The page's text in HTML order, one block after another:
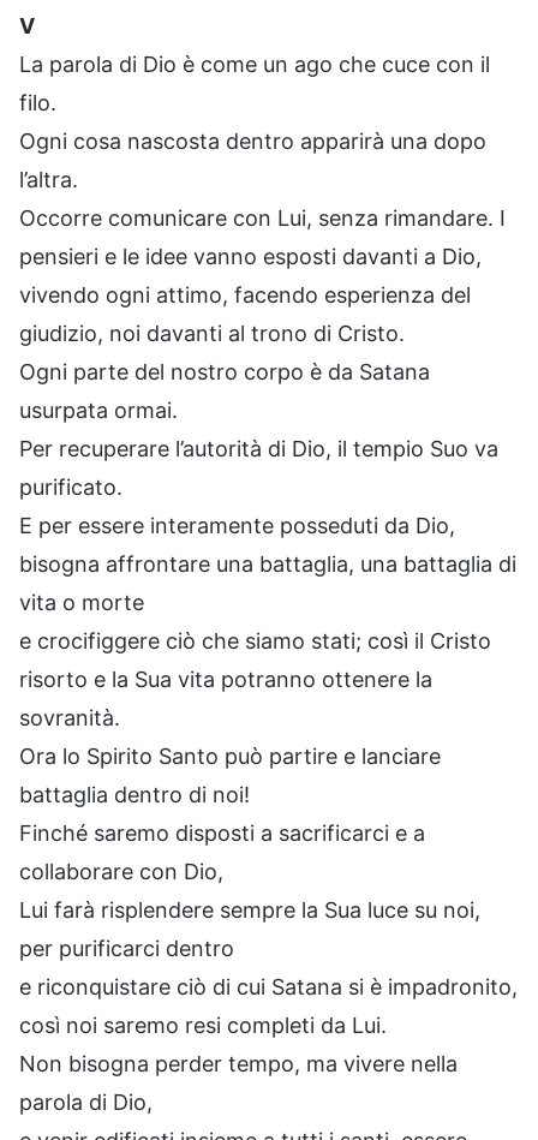
V
La parola di Dio è come un ago che cuce con il
filo.
Ogni cosa nascosta dentro apparirà una dopo
l’altra.
Occorre comunicare con Lui, senza rimandare. I
pensieri e le idee vanno esposti davanti a Dio,
vivendo ogni attimo, facendo esperienza del
giudizio, noi davanti al trono di Cristo.
Ogni parte del nostro corpo è da Satana
usurpata ormai.
Per recuperare l’autorità di Dio, il tempio Suo va
purificato.
E per essere interamente posseduti da Dio,
bisogna affrontare una battaglia, una battaglia di
vita o morte
e crocifiggere ciò che siamo stati; così il Cristo
risorto e la Sua vita potranno ottenere la
sovranità.
Ora lo Spirito Santo può partire e lanciare
battaglia dentro di noi!
Finché saremo disposti a sacrificarci e a
collaborare con Dio,
Lui farà risplendere sempre la Sua luce su noi,
per purificarci dentro
e riconquistare ciò di cui Satana si è impadronito,
così noi saremo resi completi da Lui.
Non bisogna perder tempo, ma vivere nella
parola di Dio,